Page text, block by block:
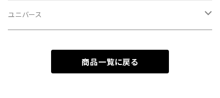
ネコシリーズ
初音ミクシリーズ
エヴァンゲリオンシリーズ
ユニバース
商品一覧に戻る